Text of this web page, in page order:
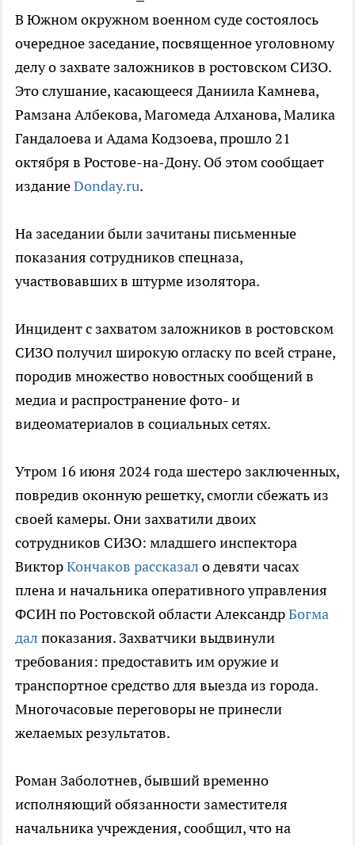
В Южном окружном военном суде состоялось
очередное заседание, посвященное уголовному
делу о захвате заложников в ростовском СИЗО.
Это слушание, касающееся Даниила Камнева,
Рамзана Албекова, Магомеда Алханова, Малика
Гандалоева и Адама Кодзоева, прошло 21
октября в Ростове-на-Дону. Об этом сообщает
изданиеDonday.ru.
На заседании были зачитаны письменные
показания сотрудников спецназа,
участвовавших в штурме изолятора.
Инцидент с захватом заложников в ростовском
СИЗО получил широкую огласку по всей стране,
породив множество новостных сообщений в
медиа и распространение фото- и
видеоматериалов в социальных сетях.
Утром 16 июня 2024 года шестеро заключенных,
повредив оконную решетку, смогли сбежать из
своей камеры. Они захватили двоих
сотрудников СИЗО: младшего инспектора
ВикторКончаков рассказал о девяти часах
плена и начальника оперативного управления
ФСИН по Ростовской области АлександрБогма
дал показания. Захватчики выдвинули
требования: предоставить им оружие и
транспортное средство для выезда из города.
Многочасовые переговоры не принесли
желаемых результатов.
Роман Заболотнев, бывший временно
исполняющий обязанности заместителя
начальника учреждения, сообщил, что на